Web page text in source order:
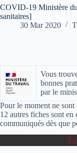
COVID-19 Ministère
sanitaires]
30 Mar 2020
Vous
bonnes
par le
Pour le moment ne sont
12 autres fiches sont
communiqués dès que